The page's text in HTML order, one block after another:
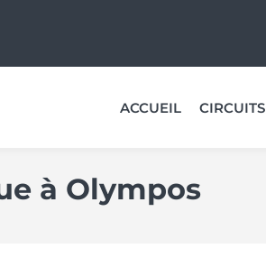
ACCUEIL CIRCUITS
à Olympos